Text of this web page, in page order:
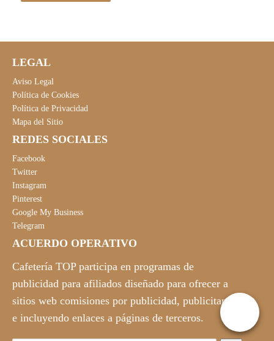
LEGAL
Aviso Legal
Política de Cookies
Política de Privacidad
Mapa del Sitio
REDES SOCIALES
Facebook
Twitter
Instagram
Pinterest
Google My Business
Telegram
ACUERDO OPERATIVO
Cafetería TOP participa en programas de
publicidad para afiliados diseñado para ofrecer a
sitios web comisiones por publicidad, publicitando
e incluyendo enlaces a páginas de terceros.